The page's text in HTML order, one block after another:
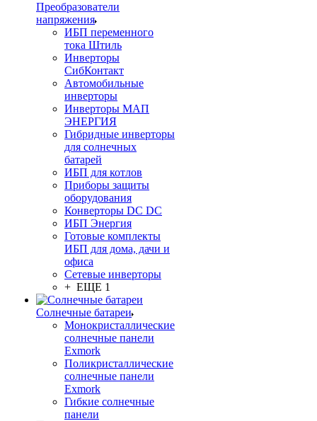
Преобразователи
напряжения
ИБП переменного
тока Штиль
Инверторы
СибКонтакт
Автомобильные
инверторы
Инверторы МАП
ЭНЕРГИЯ
Гибридные инверторы
для солнечных
батарей
ИБП для котлов
Приборы защиты
оборудования
Конверторы DC DC
ИБП Энергия
Готовые комплекты
ИБП для дома, дачи и
офиса
Сетевые инверторы
+ ЕЩЕ 1
Солнечные батареи
Монокристаллические
солнечные панели
Exmork
Поликристаллические
солнечные панели
Exmork
Гибкие солнечные
панели